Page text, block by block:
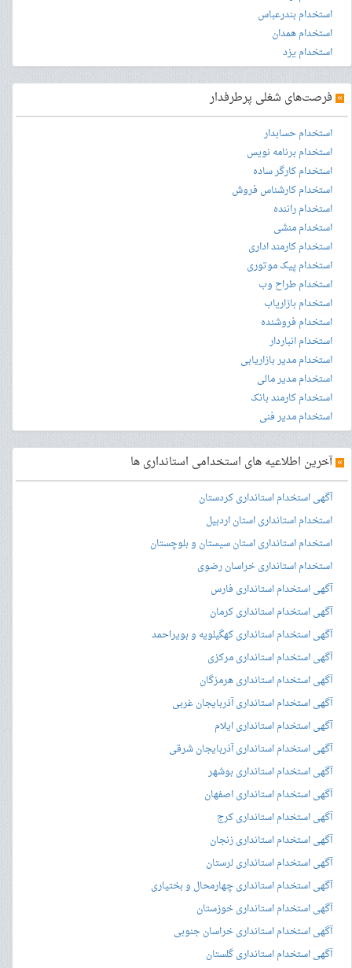
استخدام بندرعباس
استخدام همدان
استخدام یزد
» فرصت‌های شغلی پرطرفدار
استخدام حسابدار
استخدام برنامه نویس
استخدام کارگر ساده
استخدام کارشناس فروش
استخدام راننده
استخدام منشی
استخدام کارمند اداری
استخدام پیک موتوری
استخدام طراح وب
استخدام بازاریاب
استخدام فروشنده
استخدام انباردار
استخدام مدیر بازاریابی
استخدام مدیر مالی
استخدام کارمند بانک
استخدام مدیر فنی
»آخرین اطلاعیه های استخدامی استانداری ها
آگهی استخدام استانداری کردستان
استخدام استانداری استان اردبیل
استخدام استانداری استان سیستان و بلوچستان
استخدام استانداری خراسان رضوی
آگهی استخدام استانداری فارس
آگهی استخدام استانداری کرمان
آگهی استخدام استانداری کهگیلویه و بویراحمد
آگهی استخدام استانداری مرکزی
آگهی استخدام استانداری هرمزگان
آگهی استخدام استانداری آذربایجان غربی
آگهی استخدام استانداری ایلام
آگهی استخدام استانداری آذربایجان شرقی
آگهی استخدام استانداری بوشهر
آگهی استخدام استانداری اصفهان
آگهی استخدام استانداری کرج
آگهی استخدام استانداری زنجان
آگهی استخدام استانداری لرستان
آگهی استخدام استانداری چهارمحال و بختیاری
آگهی استخدام استانداری خوزستان
آگهی استخدام استانداری خراسان جنوبی
آگهی استخدام استانداری گلستان